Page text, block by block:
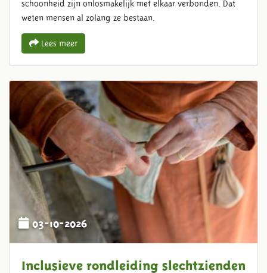
schoonheid zijn onlosmakelijk met elkaar verbonden. Dat
weten mensen al zolang ze bestaan.
Lees meer
03-10-2026
Inclusieve rondleiding slechtzienden